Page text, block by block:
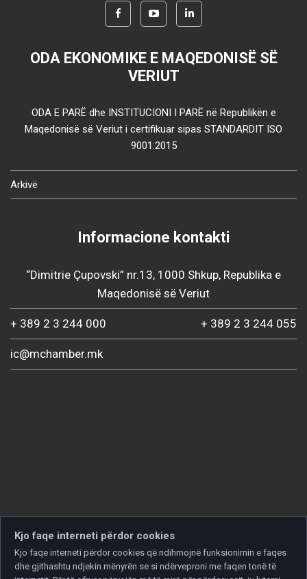
ODA EKONOMIKE E MAQEDONISË SË
VERIUT
ODA E PARË dhe INSTITUCIONI I PARË në Republikën e
Maqedonisë së Veriut i certifikuar sipas STANDARDIT ISO
9001:2015
Arkivë
Informacione kontakti
“Dimitrie Çupovski” nr.13, 1000 Shkup, Republika e
Maqedonisë së Veriut
+ 389 2 3 244 000 + 389 2 3 244 055
ic@mchamber.mk
Kjo faqe interneti përdor cookies
Kjo faqe interneti përdor cookies që ndihmojnë funksionimin e faqes
dhe gjithashtu ndjekin mënyrën se si ndërveproni me faqen tonë të